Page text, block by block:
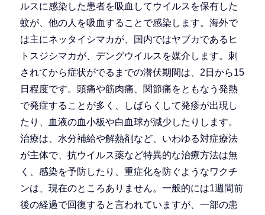
ルスに感染した患者を吸血してウイルスを保有した
蚊が、他の人を吸血することで感染します。海外で
は主にネッタイシマカが、国内ではヤブカであるヒ
トスジシマカが、デングウイルスを媒介します。刺
されてから症状がでるまでの潜伏期間は、2日から15
日程度です。頭痛や筋肉痛、関節痛をともなう発熱
で発症することが多く、しばらくして発疹が出現し
たり、血液の血小板や白血球が減少したりします。
治療は、水分補給や解熱剤など、いわゆる対症療法
が主体で、抗ウイルス薬など特異的な治療方法は無
く、感染を予防したり、重症化を防ぐようなワクチ
ンは、現在のところありません。一般的には1週間前
後の経過で回復すると言われていますが、一部の患